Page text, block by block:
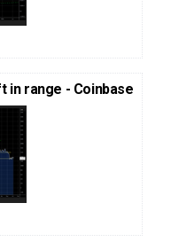
in range - Coinbase